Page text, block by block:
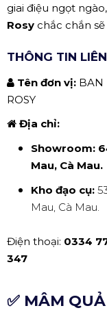
giai điệu ngọt ngào,
Rosy chắc chắn
THÔNG TIN
Tên đơn vị: BAN
ROSY
Địa chỉ:
Showroom:
Mau, Cà Mau.
Kho đạo cụ:
Mau, Cà Mau.
Điện thoại: 0334
347
✅ MÂM